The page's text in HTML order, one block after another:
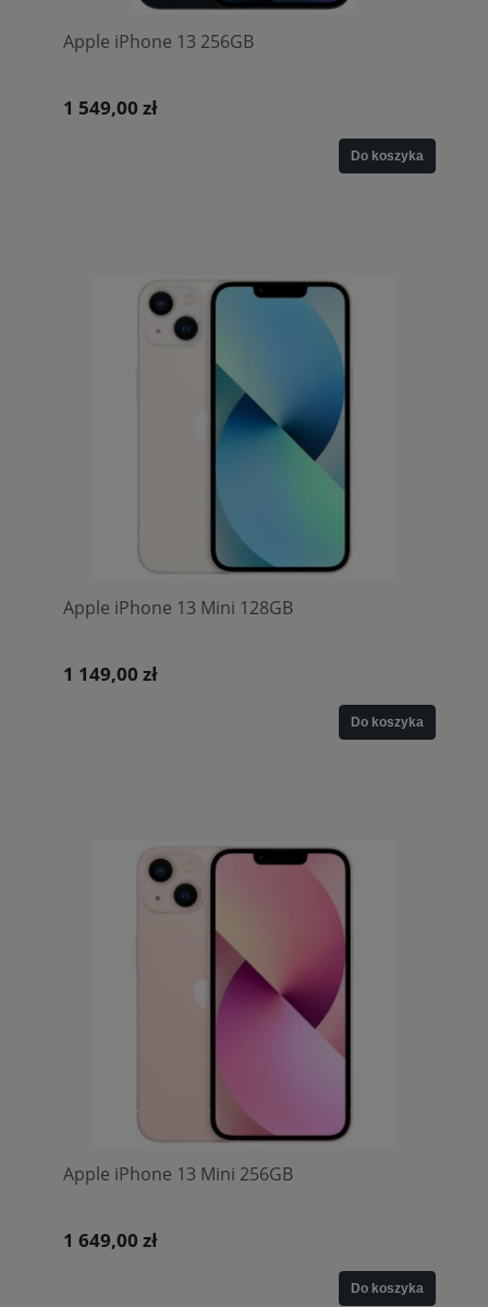
Apple iPhone 13 256GB
1 549,00 zł
Do koszyka
Apple iPhone 13 Mini 128GB
1 149,00 zł
Do koszyka
Apple iPhone 13 Mini 256GB
1 649,00 zł
Do koszyka